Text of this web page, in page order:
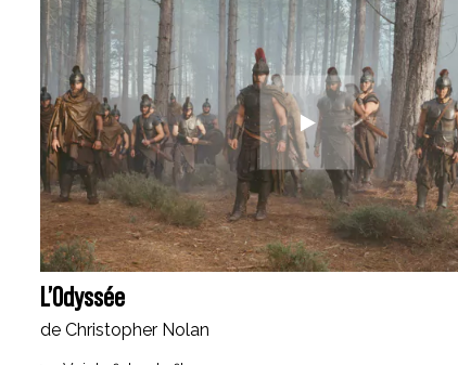
L’Odyssée
de Christopher Nolan